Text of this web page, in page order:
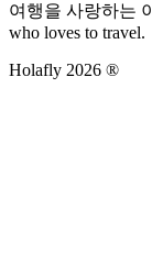
여행을 사랑하는
who loves to travel.
Holafly 2026 ®